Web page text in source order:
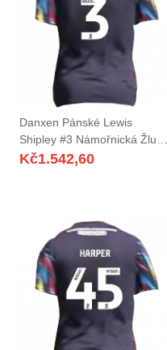
Danxen Pánské Lewis
Shipley #3 Námořnická Žlutá
Červená Daleko Hráčské
Kč1.542,60